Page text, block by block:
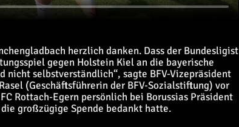
herzlich danken. Dass der Bundesligist
gegen Holstein Kiel an die bayerische
selbstverständlich“, sagte BFV-Vizepräsident
(Geschäftsführerin der BFV-Sozialstiftung) vor
Rottach-Egern persönlich bei Borussias Präsident
großzügige Spende bedankt hatte.